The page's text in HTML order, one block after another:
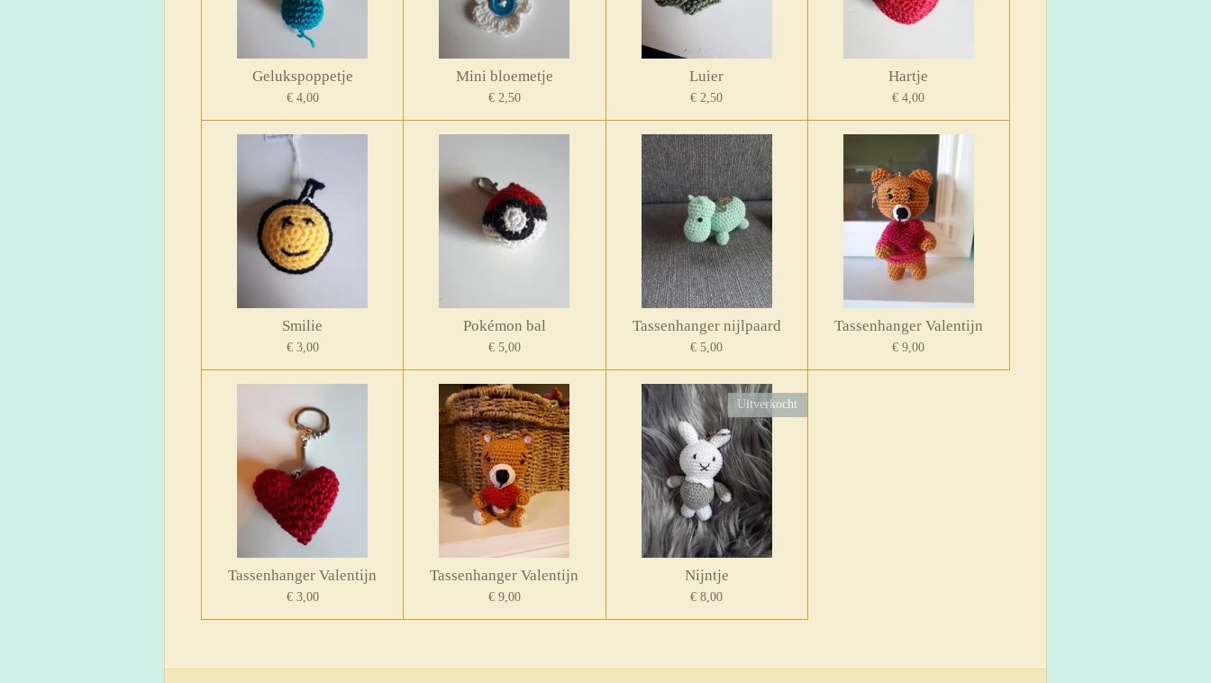
Gelukspoppetje
€ 4,00
Mini bloemetje
€ 2,50
Luier
€ 2,50
Hartje
€ 4,00
Smilie
€ 3,00
Pokémon bal
€ 5,00
Tassenhanger nijlpaard
€ 5,00
Tassenhanger Valentijn
€ 9,00
Tassenhanger Valentijn
€ 3,00
Tassenhanger Valentijn
€ 9,00
Uitverkocht
Nijntje
€ 8,00